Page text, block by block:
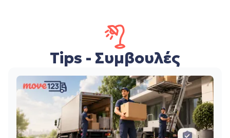
Tips - Συμβουλές